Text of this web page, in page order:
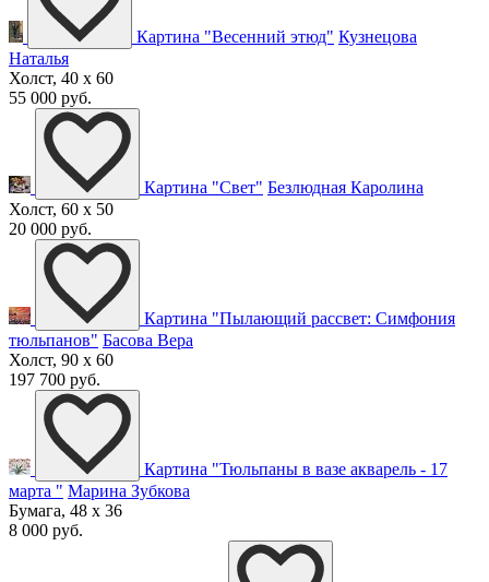
Картина "Весенний этюд" Кузнецова
Наталья
Холст, 40 x 60
55 000 руб.
Картина "Свет" Безлюдная Каролина
Холст, 60 x 50
20 000 руб.
Картина "Пылающий рассвет: Симфония
тюльпанов" Басова Вера
Холст, 90 x 60
197 700 руб.
Картина "Тюльпаны в вазе акварель - 17
марта " Марина Зубкова
Бумага, 48 x 36
8 000 руб.